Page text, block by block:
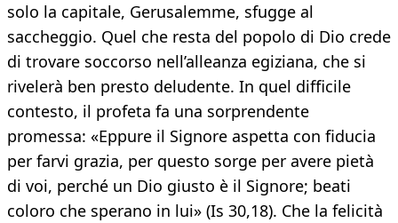
solo la capitale, Gerusalemme, sfugge al
saccheggio. Quel che resta del popolo di Dio crede
di trovare soccorso nell’alleanza egiziana, che si
rivelerà ben presto deludente. In quel difficile
contesto, il profeta fa una sorprendente
promessa: «Eppure il Signore aspetta con fiducia
per farvi grazia, per questo sorge per avere pietà
di voi, perché un Dio giusto è il Signore; beati
coloro che sperano in lui» (Is 30,18). Che la felicità